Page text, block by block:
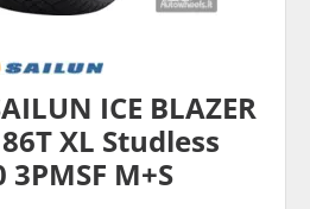
ICE BLAZER
XL Studless
3PMSF M+S